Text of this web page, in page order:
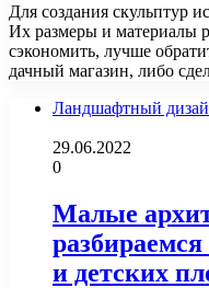
Для создания скульптур
Их размеры и материалы
сэкономить, лучше
дачный магазин, либо
Ландшафтный
29.06.2022
0
Малые
и детских